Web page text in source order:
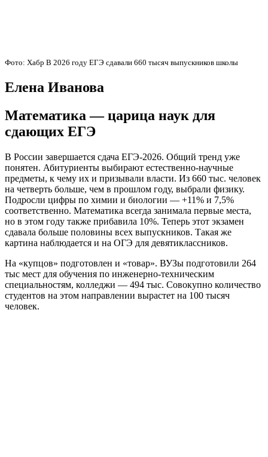
Фото: Хабр В 2026 году ЕГЭ сдавали 660 тысяч выпускников школы
Елена Иванова
Математика — царица наук для
сдающих ЕГЭ
В России завершается сдача ЕГЭ-2026. Общий тренд уже
понятен. Абитуриенты выбирают естественно-научные
предметы, к чему их и призывали власти. Из 660 тыс. человек
на четверть больше, чем в прошлом году, выбрали физику.
Подросли цифры по химии и биологии — +11% и 7,5%
соответственно. Математика всегда занимала первые места,
но в этом году также прибавила 10%. Теперь этот экзамен
сдавала больше половины всех выпускников. Такая же
картина наблюдается и на ОГЭ для девятиклассников.
На «купцов» подготовлен и «товар». ВУЗы подготовили 264
тыс мест для обучения по инженерно-техническим
специальностям, колледжи — 494 тыс. Совокупно количество
студентов на этом направлении вырастет на 100 тысяч
человек.